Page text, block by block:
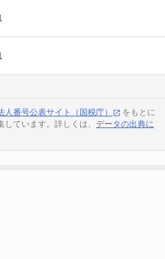
人番号公表サイト（国税庁）
をもとに
ています。詳しくは、 データの出典に